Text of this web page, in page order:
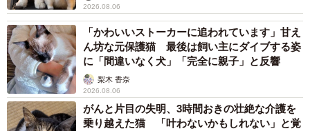
やがて再び「夢ノ世」にたどり着いた坂下へ、チノは明る
く「その子はリリーさんの怨霊じゃない。あなたが作った
言霊です」と言い放ちます。そして坂下の真後ろに迫った
異形の言霊は坂下を自宅に連れ戻し、彼が願ったとおりに
手を握り続けるのでした。
2026.08.06
「かわいいストーカーに追われています」甘え
ん坊な元保護猫 最後は飼い主にダイブする姿
に「間違いなく犬」「完全に親子」と反響
梨木 香奈
2026.08.06
がんと片目の失明、3時間おきの壮絶な介護を
乗り越えた猫 「叶わないかもしれない」と覚